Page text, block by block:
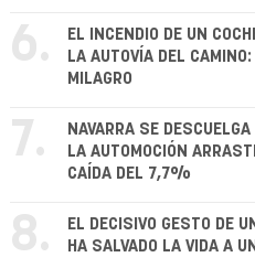
6.
EL INCENDIO DE UN
LA AUTOVÍA DEL
MILAGRO
7.
NAVARRA SE
LA AUTOMOCIÓN
CAÍDA DEL 7,7%
8.
EL DECISIVO GESTO DE
HA SALVADO LA VIDA A